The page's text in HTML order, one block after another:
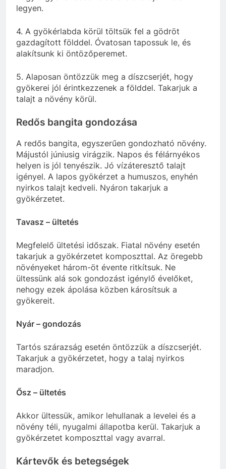
legyen.
4. A gyökérlabda körül töltsük fel a gödröt
gazdagított földdel. Óvatosan tapossuk le, és
alakítsunk ki öntözőperemet.
5. Alaposan öntözzük meg a díszcserjét, hogy
gyökerei jól érintkezzenek a földdel. Takarjuk a
talajt a növény körül.
Redős bangita gondozása
A redős bangita, egyszerűen gondozható növény.
Májustól júniusig virágzik. Napos és félárnyékos
helyen is jól tenyészik. Jó vízáteresztő talajt
igényel. A lapos gyökérzet a humuszos, enyhén
nyirkos talajt kedveli. Nyáron takarjuk a
gyökérzetet.
Tavasz – ültetés
Megfelelő ültetési időszak. Fiatal növény esetén
takarjuk a gyökérzetet komposzttal. Az öregebb
növényeket három-öt évente ritkítsuk. Ne
ültessünk alá sok gondozást igénylő évelőket,
nehogy ezek ápolása közben károsítsuk a
gyökereit.
Nyár – gondozás
Tartós szárazság esetén öntözzük a díszcserjét.
Takarjuk a gyökérzetet, hogy a talaj nyirkos
maradjon.
Ősz – ültetés
Akkor ültessük, amikor lehullanak a levelei és a
növény téli, nyugalmi állapotba kerül. Takarjuk a
gyökérzetet komposzttal vagy avarral.
Kártevők és betegségek